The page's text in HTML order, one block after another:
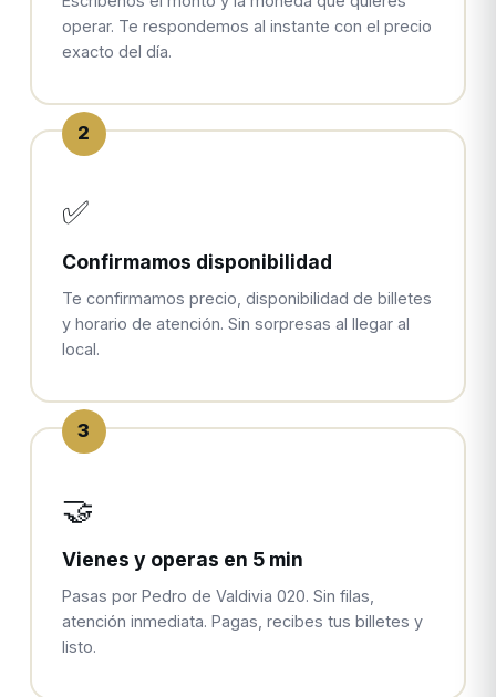
operar. Te respondemos al instante con el precio
exacto del día.
2
✅
Confirmamos disponibilidad
Te confirmamos precio, disponibilidad de billetes
y horario de atención. Sin sorpresas al llegar al
local.
3
🤝
Vienes y operas en 5 min
Pasas por Pedro de Valdivia 020. Sin filas,
atención inmediata. Pagas, recibes tus billetes y
listo.